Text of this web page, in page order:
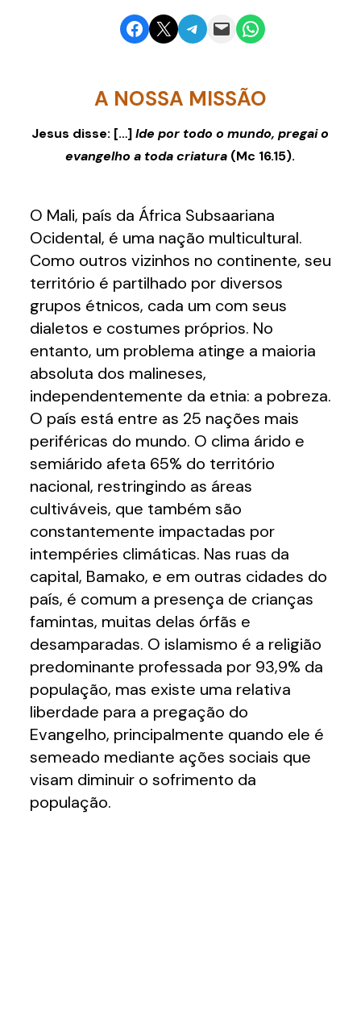
Share on Facebook
Email this PageShare on Telegram
Email this PageShare on WhatsApp
A NOSSA MISSÃO
Jesus disse: […]Ide por todo o mundo, pregai o
evangelho a toda criatura (Mc 16.15).
O Mali, país da África Subsaariana
Ocidental, é uma nação multicultural.
Como outros vizinhos no continente, seu
território é partilhado por diversos
grupos étnicos, cada um com seus
dialetos e costumes próprios. No
entanto, um problema atinge a maioria
absoluta dos malineses,
independentemente da etnia: a pobreza.
O país está entre as 25 nações mais
periféricas do mundo. O clima árido e
semiárido afeta 65% do território
nacional, restringindo as áreas
cultiváveis, que também são
constantemente impactadas por
intempéries climáticas. Nas ruas da
capital, Bamako, e em outras cidades do
país, é comum a presença de crianças
famintas, muitas delas órfãs e
desamparadas. O islamismo é a religião
predominante professada por 93,9% da
população, mas existe uma relativa
liberdade para a pregação do
Evangelho, principalmente quando ele é
semeado mediante ações sociais que
visam diminuir o sofrimento da
população.